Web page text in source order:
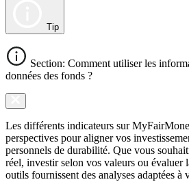
Tip
Section: Comment utiliser les
données des fonds ?
Les différents indicateurs sur
perspectives pour aligner vos
personnels de durabilité. Que vous
réel, investir selon vos valeurs ou évaluer
outils fournissent des analyses adaptées à